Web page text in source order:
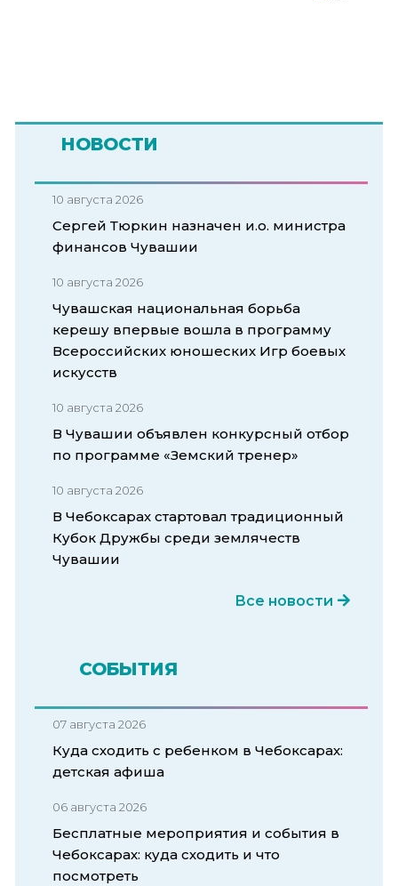
НОВОСТИ
10 августа 2026
Сергей Тюркин назначен и.о. министра
финансов Чувашии
10 августа 2026
Чувашская национальная борьба
керешу впервые вошла в программу
Всероссийских юношеских Игр боевых
искусств
10 августа 2026
В Чувашии объявлен конкурсный отбор
по программе «Земский тренер»
10 августа 2026
В Чебоксарах стартовал традиционный
Кубок Дружбы среди землячеств
Чувашии
Все новости
СОБЫТИЯ
07 августа 2026
Куда сходить с ребенком в Чебоксарах:
детская афиша
06 августа 2026
Бесплатные мероприятия и события в
Чебоксарах: куда сходить и что
посмотреть